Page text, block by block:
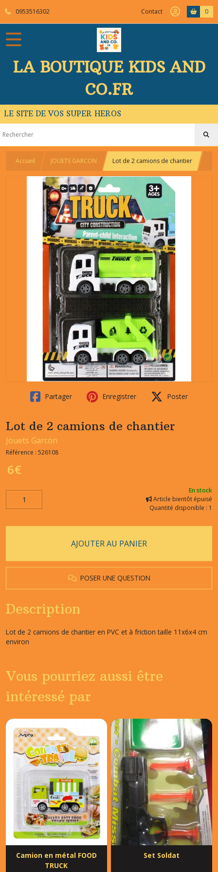
0953516302 Contact 0
LA BOUTIQUE KIDS AND
CO.FR
LE SITE DE VOS SUPER HEROS
Accueil JOUETS GARCON Lot de 2 camions de chantier
Partager Enregistrer Poster
Lot de 2 camions de chantier
Jouets Garcon
Référence : 526108
6€
En stock
Article bientôt épuisé
Quantité disponible : 1
AJOUTER AU PANIER
POSER UNE QUESTION
Description
Lot de 2 camions de chantier en PVC et à friction taille 11x6x4 cm
environ
Vous pourriez aussi être
intéressé par
Camion en métal FOOD
TRUCK
Set Soldat